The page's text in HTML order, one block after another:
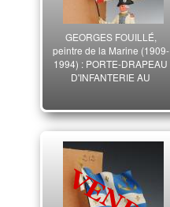
GEORGES FOUILLÉ,
peintre de la Marine (1909-
1994) : PORTE-DRAPEAU
D'INFANTERIE AU
BOURGOGNE, XXème
siècle. 33370